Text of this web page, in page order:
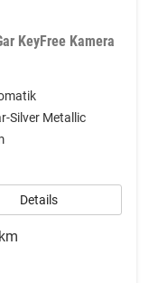
KeyFree Kamera
Silver Metallic
Details